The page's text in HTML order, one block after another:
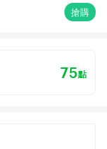
搶購
75點